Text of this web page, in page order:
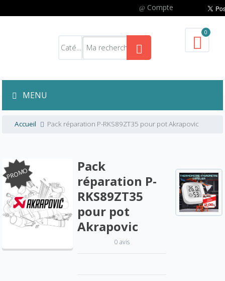
Compte
0
MENU
Accueil Pack réparation P-RKS89ZT35 pour pot Akrapovic
PROMO
Pack
réparation P-
RKS89ZT35
pour pot
Akrapovic
0 avis